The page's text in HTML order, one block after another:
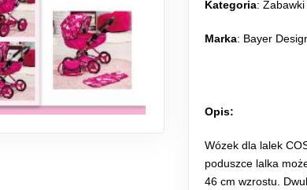
Kategoria: Zabawki
Marka: Bayer
Opis:
Wózek dla lalek
poduszce lalka
46 cm wzrostu.